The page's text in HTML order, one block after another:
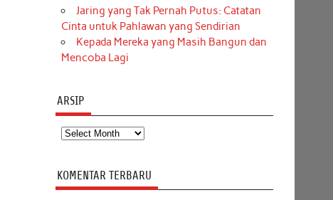
Jaring yang Tak Pernah Putus: Catatan
Cinta untuk Pahlawan yang Sendirian
Kepada Mereka yang Masih Bangun dan
Mencoba Lagi
ARSIP
Arsip
KOMENTAR TERBARU